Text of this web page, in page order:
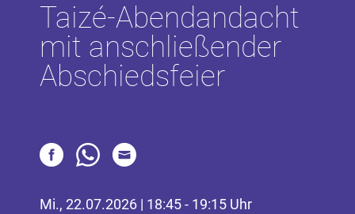
Taizé-Abendandacht
mit anschließender
Abschiedsfeier
Mi., 22.07.2026 | 18:45 - 19:15 Uhr